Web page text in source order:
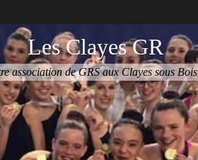
Les Clayes GR
association de GRS aux Clayes sous Bois